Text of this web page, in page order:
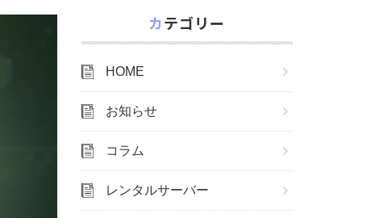
カテゴリー
HOME
お知らせ
コラム
レンタルサーバー